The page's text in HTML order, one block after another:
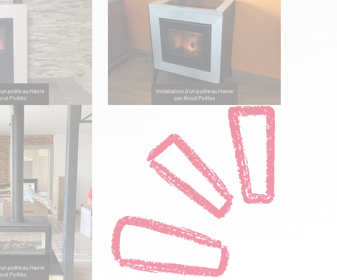
poêle au Havre
Poêles
poêle au Havre
Poêles
Installation d'un poêle au Havre
par Atout Poêles